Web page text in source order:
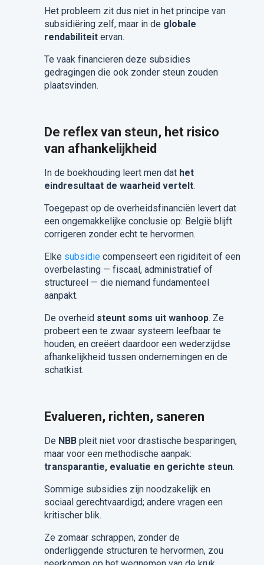
Het probleem zit dus niet in het principe van
subsidiëring zelf, maar in de globale
rendabiliteitervan.
Te vaak financieren deze subsidies
gedragingen die ook zonder steun zouden
plaatsvinden.
De reflex van steun, het risico
van afhankelijkheid
In de boekhouding leert men dat het
eindresultaat de waarheid vertelt.
Toegepast op de overheidsfinanciën levert dat
een ongemakkelijke conclusie op: België blijft
corrigeren zonder echt te hervormen.
Elke subsidiecompenseert een rigiditeit of een
overbelasting — fiscaal, administratief of
structureel — die niemand fundamenteel
aanpakt.
De overheid steunt soms uit wanhoop. Ze
probeert een te zwaar systeem leefbaar te
houden, en creëert daardoor een wederzijdse
afhankelijkheid tussen ondernemingen en de
schatkist.
Evalueren, richten, saneren
De NBBpleit niet voor drastische besparingen,
maar voor een methodische aanpak:
transparantie, evaluatie en gerichte steun.
Sommige subsidies zijn noodzakelijk en
sociaal gerechtvaardigd; andere vragen een
kritischer blik.
Ze zomaar schrappen, zonder de
onderliggende structuren te hervormen, zou